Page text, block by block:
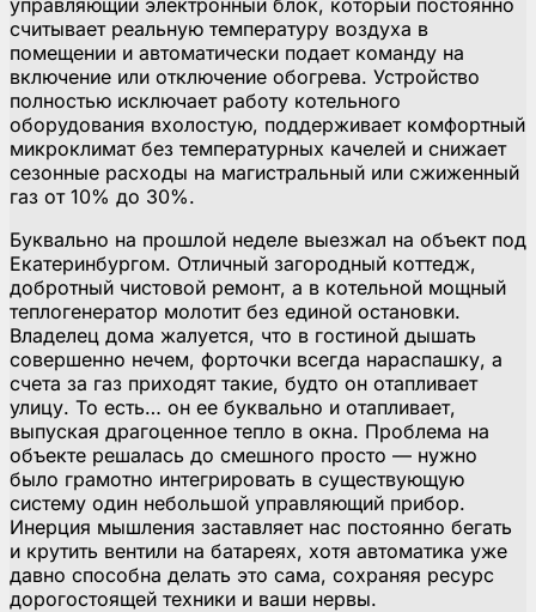
считывает реальную температуру воздуха в
помещении и автоматически подает команду на
включение или отключение обогрева. Устройство
полностью исключает работу котельного
оборудования вхолостую, поддерживает комфортный
микроклимат без температурных качелей и снижает
сезонные расходы на магистральный или сжиженный
газ от 10% до 30%.
Буквально на прошлой неделе выезжал на объект под
Екатеринбургом. Отличный загородный коттедж,
добротный чистовой ремонт, а в котельной мощный
теплогенератор молотит без единой остановки.
Владелец дома жалуется, что в гостиной дышать
совершенно нечем, форточки всегда нараспашку, а
счета за газ приходят такие, будто он отапливает
улицу. То есть… он ее буквально и отапливает,
выпуская драгоценное тепло в окна. Проблема на
объекте решалась до смешного просто — нужно
было грамотно интегрировать в существующую
систему один небольшой управляющий прибор.
Инерция мышления заставляет нас постоянно бегать
и крутить вентили на батареях, хотя автоматика уже
давно способна делать это сама, сохраняя ресурс
дорогостоящей техники и ваши нервы.